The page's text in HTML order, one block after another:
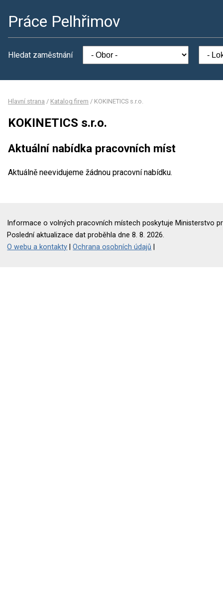
Práce Pelhřimov
Hledat zaměstnání
Hlavní strana / Katalog firem / KOKINETICS s.r.o.
KOKINETICS s.r.o.
Aktuální nabídka pracovních míst
Aktuálně neevidujeme žádnou pracovní nabídku.
Informace o volných pracovních místech poskytuje Ministerstvo
Poslední aktualizace dat proběhla dne 8. 8. 2026.
O webu a kontakty |Ochrana osobních údajů